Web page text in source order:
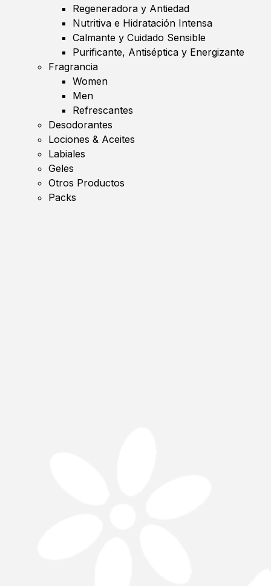
Regeneradora y Antiedad
Nutritiva e Hidratación Intensa
Calmante y Cuidado Sensible
Purificante, Antiséptica y Energizante
Fragrancia
Women
Men
Refrescantes
Desodorantes
Lociones & Aceites
Labiales
Geles
Otros Productos
Packs